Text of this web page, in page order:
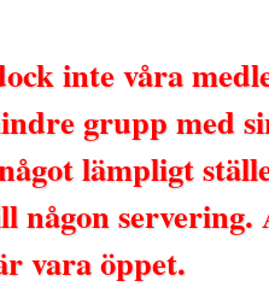
inte våra
grupp med
lämpligt
servering.
vara öppet.